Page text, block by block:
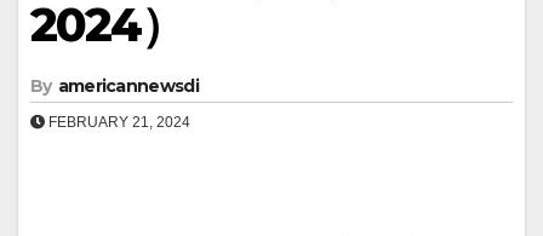
2024）
By americannewsdi
FEBRUARY 21, 2024